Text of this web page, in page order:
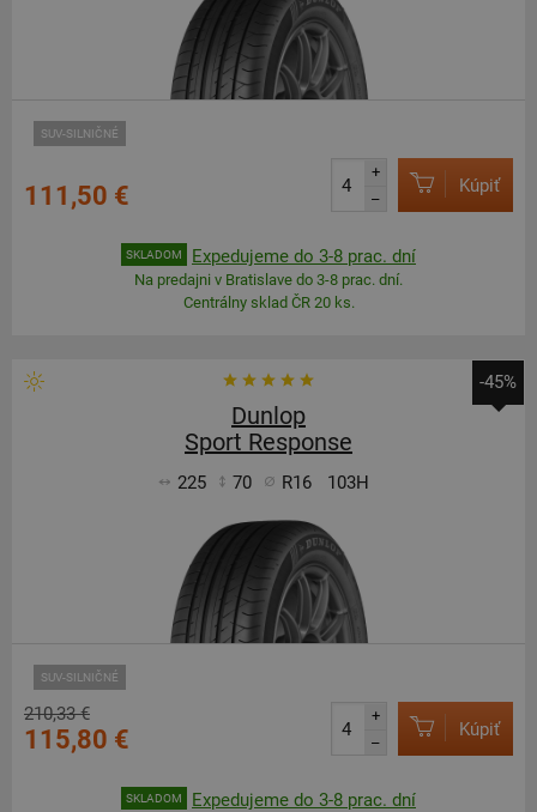
SUV-SILNIČNÉ
111,50 €
+
–
Kúpiť
SKLADOM Expedujeme do 3-8 prac. dní
Na predajni v Bratislave do 3-8 prac. dní.
Centrálny sklad ČR 20 ks.
-45%
Dunlop
Sport Response
225 70 R16 103H
SUV-SILNIČNÉ
210,33 €
115,80 €
+
–
Kúpiť
SKLADOM Expedujeme do 3-8 prac. dní